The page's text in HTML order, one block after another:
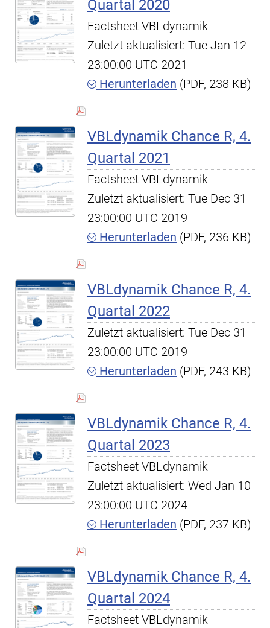
Quartal 2020
Factsheet VBLdynamik
Zuletzt aktualisiert: Tue Jan 12
23:00:00 UTC 2021
Herunterladen (PDF, 238 KB)
VBLdynamik Chance R, 4.
Quartal 2021
Factsheet VBLdynamik
Zuletzt aktualisiert: Tue Dec 31
23:00:00 UTC 2019
Herunterladen (PDF, 236 KB)
VBLdynamik Chance R, 4.
Quartal 2022
Zuletzt aktualisiert: Tue Dec 31
23:00:00 UTC 2019
Herunterladen (PDF, 243 KB)
VBLdynamik Chance R, 4.
Quartal 2023
Factsheet VBLdynamik
Zuletzt aktualisiert: Wed Jan 10
23:00:00 UTC 2024
Herunterladen (PDF, 237 KB)
VBLdynamik Chance R, 4.
Quartal 2024
Factsheet VBLdynamik